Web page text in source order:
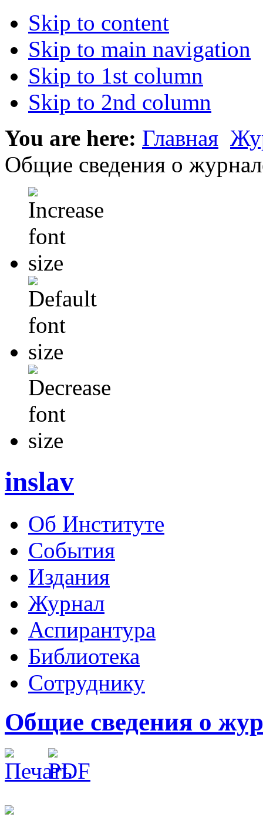
Skip to content
Skip to main navigation
Skip to 1st column
Skip to 2nd column
You are here: Главная
Общие сведения о
inslav
Об Институте
События
Издания
Журнал
Аспирантура
Библиотека
Сотруднику
Общие сведения о